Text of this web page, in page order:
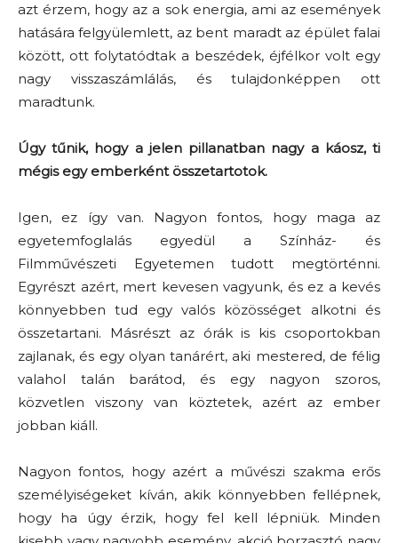
azt érzem, hogy az a sok energia, ami az események
hatására felgyülemlett, az bent maradt az épület falai
között, ott folytatódtak a beszédek, éjfélkor volt egy
nagy visszaszámlálás, és tulajdonképpen ott
maradtunk.
Úgy tűnik, hogy a jelen pillanatban nagy a káosz, ti
mégis egy emberként összetartotok.
Igen, ez így van. Nagyon fontos, hogy maga az
egyetemfoglalás egyedül a Színház- és
Filmművészeti Egyetemen tudott megtörténni.
Egyrészt azért, mert kevesen vagyunk, és ez a kevés
könnyebben tud egy valós közösséget alkotni és
összetartani. Másrészt az órák is kis csoportokban
zajlanak, és egy olyan tanárért, aki mestered, de félig
valahol talán barátod, és egy nagyon szoros,
közvetlen viszony van köztetek, azért az ember
jobban kiáll.
Nagyon fontos, hogy azért a művészi szakma erős
személyiségeket kíván, akik könnyebben fellépnek,
hogy ha úgy érzik, hogy fel kell lépniük. Minden